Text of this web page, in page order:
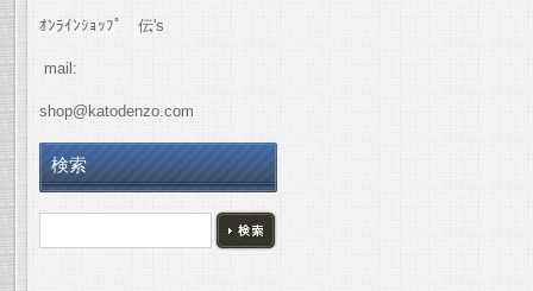
ｵﾝﾗｲﾝｼｮｯﾌﾟ 伝's
mail:
shop@katodenzo.com
検索